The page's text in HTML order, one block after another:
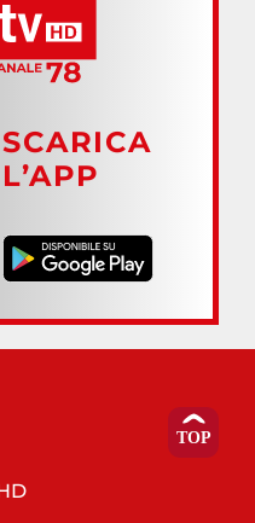
SCARICA
L’APP